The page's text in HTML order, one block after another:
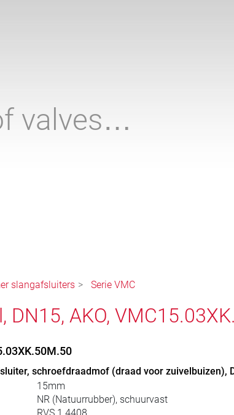
valves…
slangafsluiters Serie VMC
DN15, AKO,
schroefdraadmof (draad voor zuivelbuizen),
15mm
NR (Natuurrubber), schuurvast